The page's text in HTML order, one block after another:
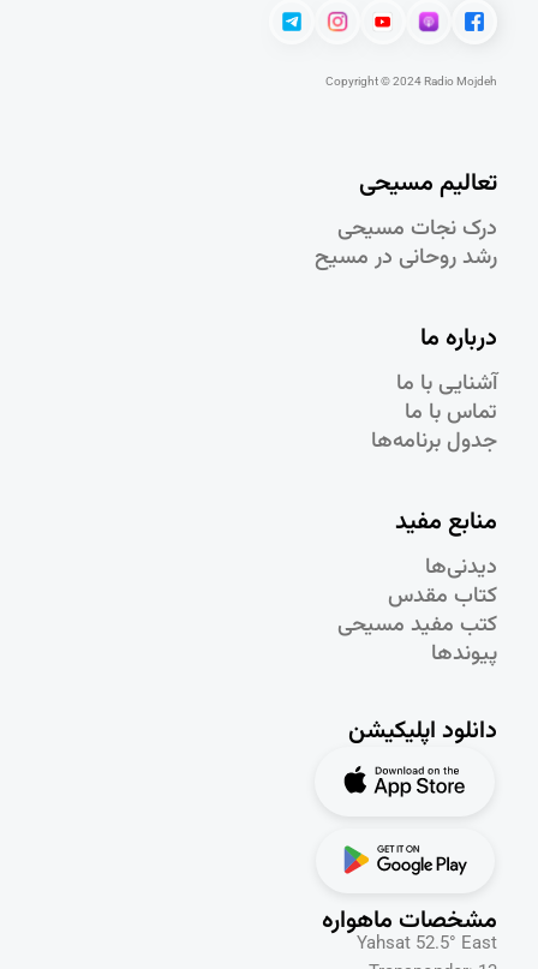
Copyright © 2024 Radio Mojdeh
تعالیم مسیحی
درک نجات مسيحی
رشد روحانی در مسيح
درباره ما
آشنایی با ما
تماس با ما
جدول برنامه‌ها
منابع مفید
دیدنی‌ها
کتاب مقدس
کتب مفید مسیحی
پیوندها
دانلود اپلیکیشن
مشخصات ماهواره
Yahsat 52.5° East